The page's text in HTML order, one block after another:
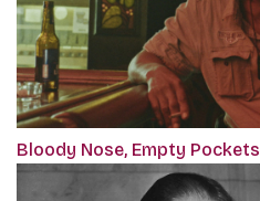
Bloody Nose, Empty Pockets